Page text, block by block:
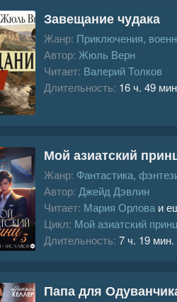
Завещание чудака
Жанр: Приключения,
Автор: Жюль Верн
Читает: Валерий Толков
Длительность: 16 ч. 49
Мой азиатский
Жанр: Фантастика,
Автор: Джейд Дэвлин
Читает: Мария Орлова и
Цикл: Мой азиатский принц
Длительность: 7 ч. 19 мин.
Папа для